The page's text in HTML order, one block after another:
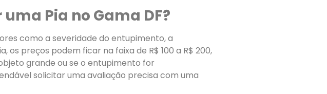
Pia no Gama DF?
como a severidade do entupimento, a
preços podem ficar na faixa de R$ 100 a R$ 200,
grande ou se o entupimento for
solicitar uma avaliação precisa com uma